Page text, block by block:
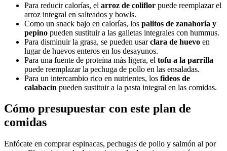
Para reducir calorías, el arroz de coliflor puede reemplazar el
arroz integral en salteados y bowls.
Como un snack bajo en calorías, los palitos de zanahoria y
pepino pueden sustituir a las galletas integrales con hummus.
Para disminuir la grasa, se pueden usarclara de huevo en
lugar de huevos enteros en los desayunos.
Para una fuente de proteína más ligera, el tofu a la parrilla
puede reemplazar la pechuga de pollo en las ensaladas.
Para un intercambio rico en nutrientes, los fideos de
calabacín pueden sustituir a la pasta integral en las comidas.
Cómo presupuestar con este plan de
comidas
Enfócate en comprar espinacas, pechugas de pollo y salmón al por